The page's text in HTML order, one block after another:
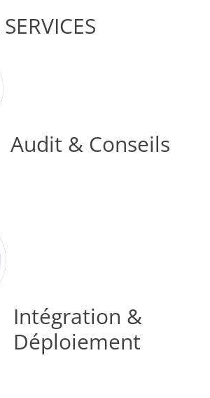
Audit & Conseils
Intégration &
Déploiement